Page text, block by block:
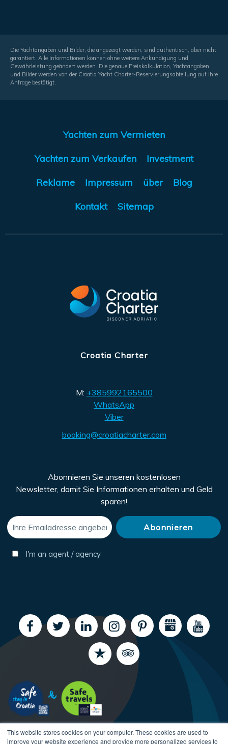
This website stores cookies on your computer. These cookies are used to
improve your website experience and provide more personalized services to
Die Yachtangaben und Bilder, die angezeigt werden, sind authentisch, aber nicht
garantiert. Alle Informationen können ohne weitere Ankündigung und
Gewährleistung geändert werden. Die genaue Preiskalkulation, Yachtangaben
und Bilder werden von der Croatia Yacht Charter-Reservierungsabteilung auf Ihre
Anfrage bestätigt.
Yachten zum Vermieten
Yachten zum Verkaufen Investment
Reklame Impressum über Blog
Kontakt Sitemap
Croatia Charter
M: +385992165500
WhatsApp
Viber
booking@croatiacharter.com
Abonnieren Sie unseren kostenlosen
Newsletter, damit Sie Informationen erhalten und Geld
sparen!
I'm an agent / agency